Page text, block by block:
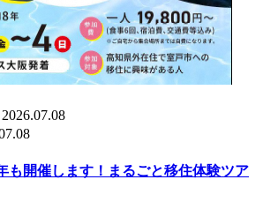
も開催します！まるごと移住体験ツア